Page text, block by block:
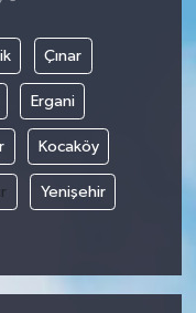
Çınar
Ergani
Kocaköy
Yenişehir